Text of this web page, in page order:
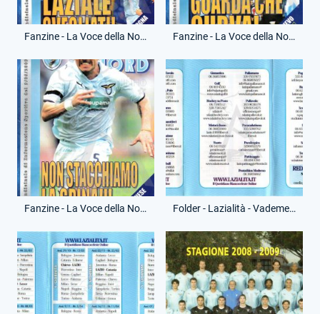
Fanzine - La Voce della Nord - 28 Febbraio 2009 - Lazio-Bologna Fanzine - La Voce della Nord - 15 Marzo 2009 - Lazio-Chievo
Fanzine - La Voce della Nord - 9 Maggio 2009 - Lazio-Udinese Folder - Lazialità - Vademecum - (Fronte)